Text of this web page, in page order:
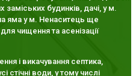
будинків, дачі, у м.
яма у м. Ненаситець ще
чищення та асенізації
і викачування септика,
стічні води, у тому числі